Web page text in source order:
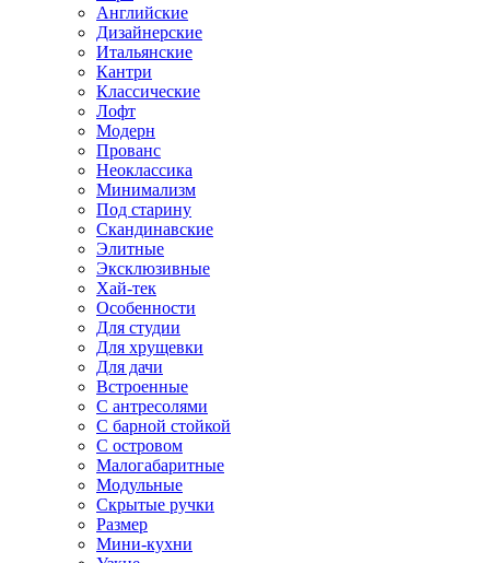
Английские
Дизайнерские
Итальянские
Кантри
Классические
Лофт
Модерн
Прованс
Неоклассика
Минимализм
Под старину
Скандинавские
Элитные
Эксклюзивные
Хай-тек
Особенности
Для студии
Для хрущевки
Для дачи
Встроенные
С антресолями
С барной стойкой
С островом
Малогабаритные
Модульные
Скрытые ручки
Размер
Мини-кухни